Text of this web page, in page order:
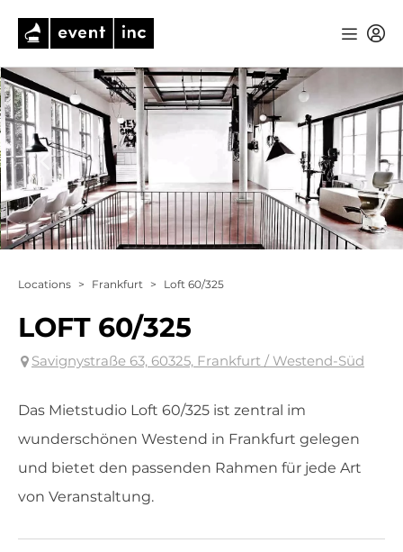
Locations > Frankfurt > Loft 60/325
LOFT 60/325
Savignystraße 63, 60325, Frankfurt / Westend-Süd
Das Mietstudio Loft 60/325 ist zentral im
wunderschönen Westend in Frankfurt gelegen
und bietet den passenden Rahmen für jede Art
von Veranstaltung.